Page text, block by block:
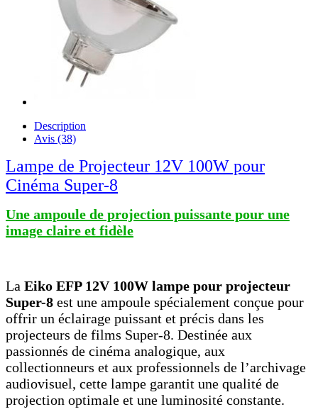
Description
Avis (38)
Lampe de Projecteur 12V 100W pour
Cinéma Super-8
Une ampoule de projection puissante pour une
image claire et fidèle
La Eiko EFP 12V 100W lampe pour projecteur
Super-8 est une ampoule spécialement conçue pour
offrir un éclairage puissant et précis dans les
projecteurs de films Super-8. Destinée aux
passionnés de cinéma analogique, aux
collectionneurs et aux professionnels de l’archivage
audiovisuel, cette lampe garantit une qualité de
projection optimale et une luminosité constante.